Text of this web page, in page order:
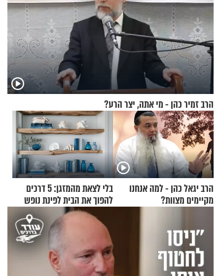
הרב זמיר כהן - מי אתה, יצר הרע?
הרב יגאל כהן - למה אנחנו
מקיימים מצוות?
בלי לצאת מהמזגן: 5 דרכים
להפוך את הבית לפינת נופש
מעוצבת